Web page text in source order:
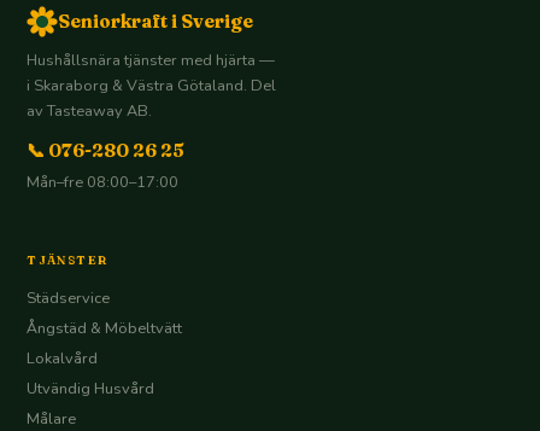
Seniorkraft i Sverige
Hushållsnära tjänster med hjärta —
i Skaraborg & Västra Götaland. Del
av Tasteaway AB.
📞 076-280 26 25
Mån–fre 08:00–17:00
TJÄNSTER
Städservice
Ångstäd & Möbeltvätt
Lokalvård
Utvändig Husvård
Målare